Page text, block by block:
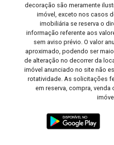
decoração são meramente
imóvel, exceto nos casos
imobiliária se reserva o
informação referente aos
sem aviso prévio. O valor
aproximado, podendo ser
de alteração no decorrer da
imóvel anunciado no site não
rotatividade. As solicitações
em reserva, compra,